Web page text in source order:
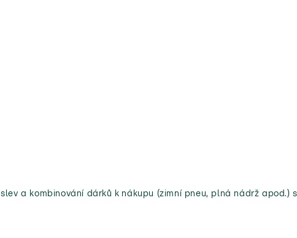
a kombinování dárků k nákupu (zimní pneu, plná nádrž apod.)